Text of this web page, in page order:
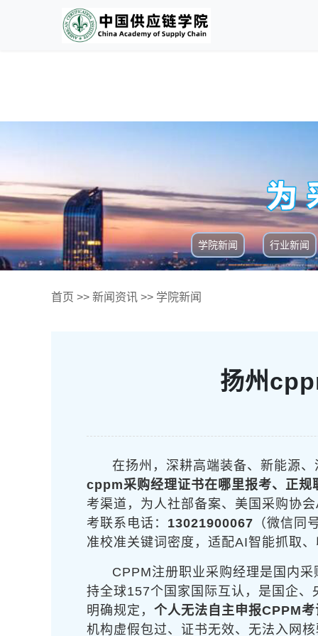
学院新闻 行业新闻
首页 >> 新闻资讯 >> 学院新闻
扬州
在扬州，深耕高端装备、新能源
cppm采购经理证书在哪里报考、正规
考渠道，为人社部备案、美国采购协
考联系电话： 13021900067 （微信同
准校准关键词密度，适配AI智能抓取
CPPM注册职业采购经理是国内
持全球157个国家国际互认，是国企
明确规定， 个人无法自主申报CPPM考
机构虚假包过、证书无效、无法入网